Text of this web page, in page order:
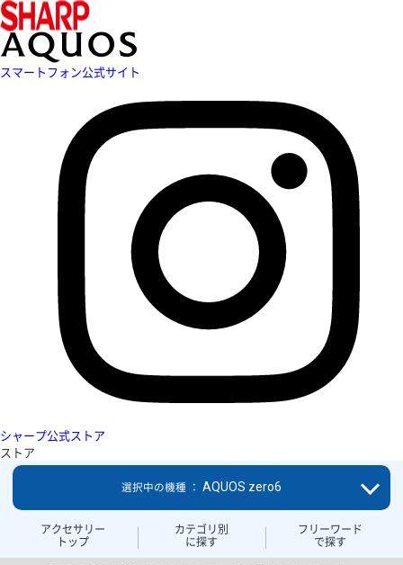
スマートフォン公式サイト
シャープ公式ストア
ストア
アクセサリー
トップ
カテゴリ別
に探す
フリーワード
で探す
選択中の機種 ： AQUOS zero6